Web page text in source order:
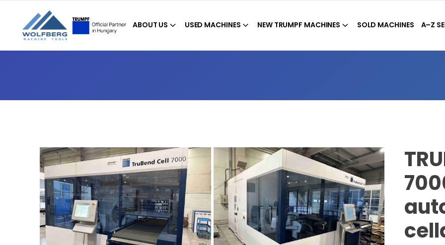
ABOUT US USED MACHINES NEW TRUMPF MACHINES SOLD MACHINES A–Z